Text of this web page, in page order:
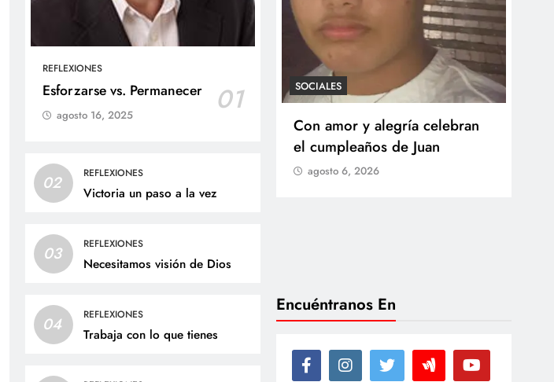
REFLEXIONES
Esforzarse vs. Permanecer 01
agosto 16, 2025
02 REFLEXIONES
Victoria un paso a la vez
03 REFLEXIONES
Necesitamos visión de Dios
04 REFLEXIONES
Trabaja con lo que tienes
SOCIALES
Jaime Andrés Bejarano Castillo
bautismo este domingo
agosto 6, 2026
SOCIALES
Con amor y alegría celebran
el cumpleaños de Juan
agosto 6, 2026
Encuéntranos En